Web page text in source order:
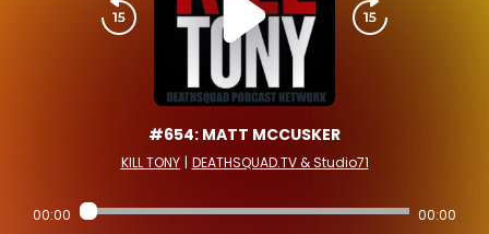
#654: MATT MCCUSKER
KILL TONY | DEATHSQUAD.TV & Studio71
00:00 00:00